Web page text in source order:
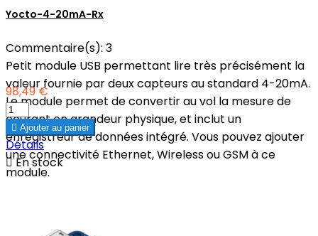
Yocto-4-20mA-Rx
Commentaire(s): 3
Petit module USB permettant lire très précisément la
valeur fournie par deux capteurs au standard 4-20mA.
Le module permet de convertir au vol la mesure de
courant en grandeur physique, et inclut un
enregistreur de données intégré. Vous pouvez ajouter
une connectivité Ethernet, Wireless ou GSM à ce
module.
98,49 €
 Ajouter au panier
Détails
En stock